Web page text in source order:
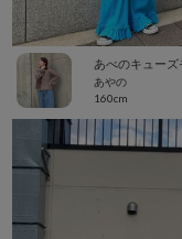
あやの
160cm